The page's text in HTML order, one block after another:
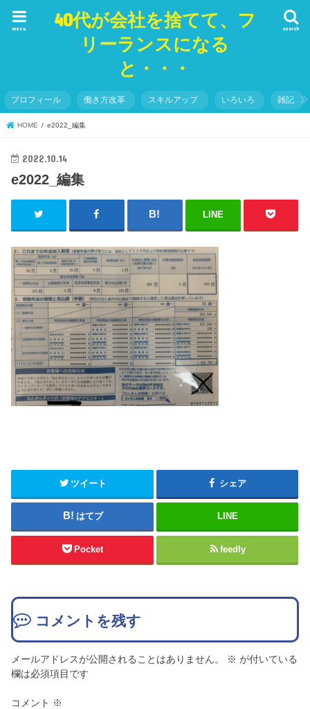
40代が会社を捨てて、フ
リーランスになる
と・・・
search
menu
プロフィール 働き方改革 スキルアップ いろいろ 雑記
HOME e2022_編集
2022.10.14
e2022_編集
LINE
ツイート シェア
はてブ LINE
Pocket feedly
コメントを残す
メールアドレスが公開されることはありません。 ※ が付いている
欄は必須項目です
コメント ※